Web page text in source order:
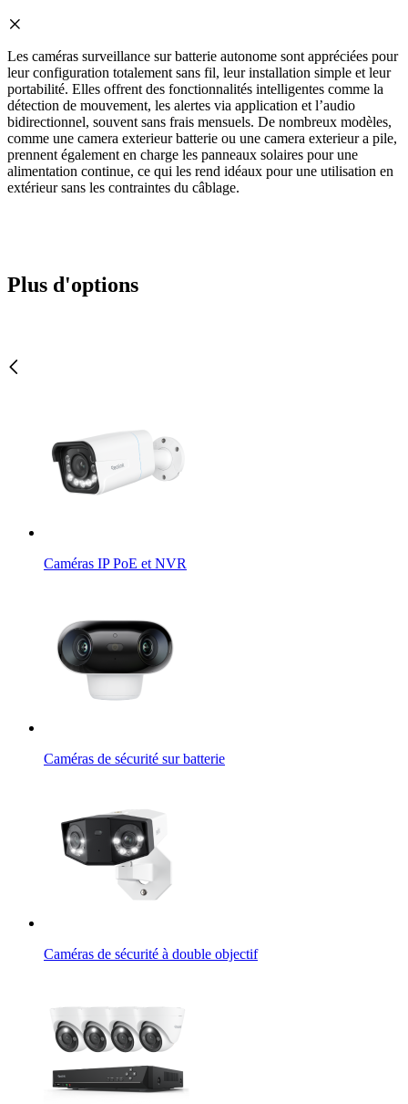
Les caméras surveillance sur batterie autonome sont appréciées pour
leur configuration totalement sans fil, leur installation simple et leur
portabilité. Elles offrent des fonctionnalités intelligentes comme la
détection de mouvement, les alertes via application et l’audio
bidirectionnel, souvent sans frais mensuels. De nombreux modèles,
comme une camera exterieur batterie ou une camera exterieur a pile,
prennent également en charge les panneaux solaires pour une
alimentation continue, ce qui les rend idéaux pour une utilisation en
extérieur sans les contraintes du câblage.
Plus d'options
Caméras IP PoE et NVR
Caméras de sécurité sur batterie
Caméras de sécurité à double objectif